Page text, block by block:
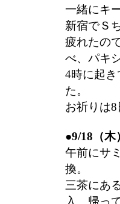
一緒にキ
新宿でＳ
疲れたの
べ、パキ
4時に起
た。
お祈りは8
●9/18（木
午前にサ
換。
三茶にあ
入。帰っ